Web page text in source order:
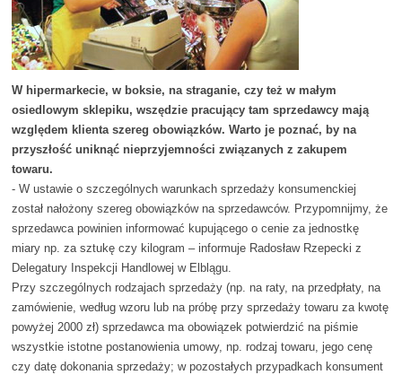
W hipermarkecie, w boksie, na straganie, czy też w małym
osiedlowym sklepiku, wszędzie pracujący tam sprzedawcy mają
względem klienta szereg obowiązków. Warto je poznać, by na
przyszłość uniknąć nieprzyjemności związanych z zakupem
towaru.
- W ustawie o szczególnych warunkach sprzedaży konsumenckiej
został nałożony szereg obowiązków na sprzedawców. Przypomnijmy, że
sprzedawca powinien informować kupującego o cenie za jednostkę
miary np. za sztukę czy kilogram – informuje Radosław Rzepecki z
Delegatury Inspekcji Handlowej w Elblągu.
Przy szczególnych rodzajach sprzedaży (np. na raty, na przedpłaty, na
zamówienie, według wzoru lub na próbę przy sprzedaży towaru za kwotę
powyżej 2000 zł) sprzedawca ma obowiązek potwierdzić na piśmie
wszystkie istotne postanowienia umowy, np. rodzaj towaru, jego cenę
czy datę dokonania sprzedaży; w pozostałych przypadkach konsument